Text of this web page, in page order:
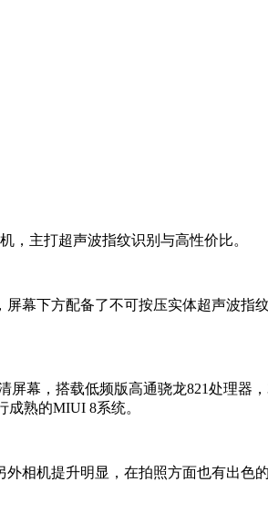
主打超声波指纹识别与高性价比。
下方配备了不可按压实体超声波指
幕，搭载低频版高通骁龙821处理器
熟的MIUI 8系统。
机提升明显，在拍照方面也有出色的